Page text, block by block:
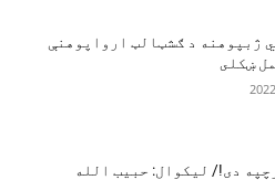
ژبپوهنه د ګشټالټ ارواپوهنې
ښکلى
دی!/ لیکوال: حبیب الله